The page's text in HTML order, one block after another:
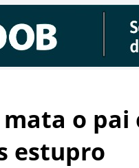
mata o
estupro